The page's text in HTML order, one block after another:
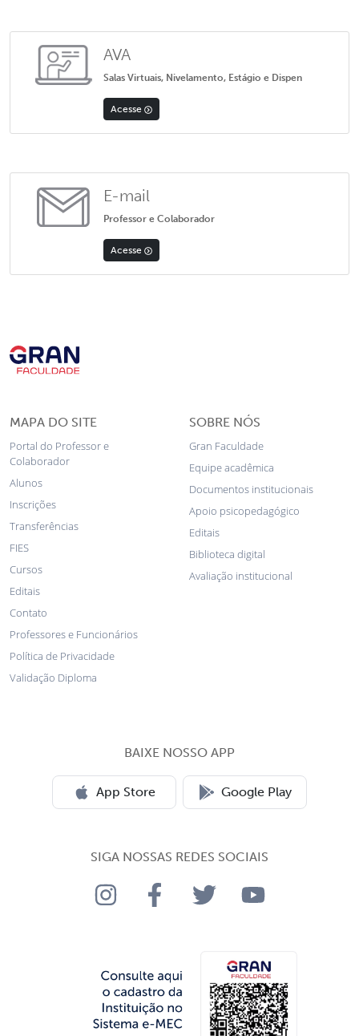
AVA
Salas Virtuais, Nivelamento, Estágio e Dispen
Acesse
E-mail
Professor e Colaborador
Acesse
MAPA DO SITE
Portal do Professor e
Colaborador
Alunos
Inscrições
Transferências
FIES
Cursos
Editais
Contato
Professores e Funcionários
Política de Privacidade
Validação Diploma
SOBRE NÓS
Gran Faculdade
Equipe acadêmica
Documentos institucionais
Apoio psicopedagógico
Editais
Biblioteca digital
Avaliação institucional
BAIXE NOSSO APP
App Store Google Play
SIGA NOSSAS REDES SOCIAIS